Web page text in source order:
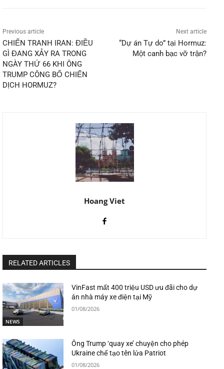
Previous article
CHIẾN TRANH IRAN: ĐIỀU
GÌ ĐANG XẢY RA TRONG
NGÀY THỨ 66 KHI ÔNG
TRUMP CÔNG BỐ CHIẾN
DỊCH HORMUZ?
Next article
“Dự án Tự do” tại Hormuz:
Một canh bạc vỡ trận?
Hoang Viet
RELATED ARTICLES
NEWS
VinFast mất 400 triệu USD ưu đãi cho dự
án nhà máy xe điện tại Mỹ
01/08/2026
Ông Trump ‘quay xe’ chuyện cho phép
Ukraine chế tạo tên lửa Patriot
01/08/2026